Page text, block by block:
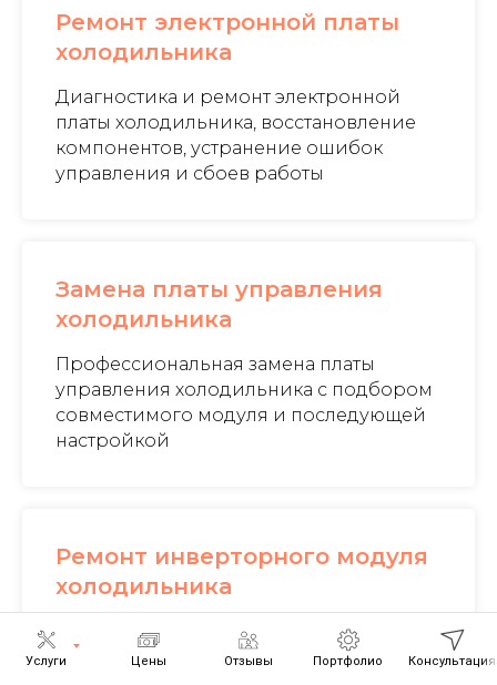
Услуги Цены Отзывы Портфолио Консультация
Ремонт электронной платы
холодильника
Диагностика и ремонт электронной
платы холодильника, восстановление
компонентов, устранение ошибок
управления и сбоев работы
Замена платы управления
холодильника
Профессиональная замена платы
управления холодильника с подбором
совместимого модуля и последующей
настройкой
Ремонт инверторного модуля
холодильника
Ремонт инверторного модуля
холодильника, устранение проблем с